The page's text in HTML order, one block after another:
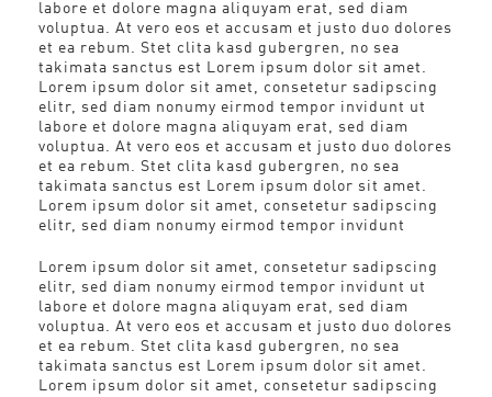
labore et dolore magna aliquyam erat, sed diam
voluptua. At vero eos et accusam et justo duo dolores
et ea rebum. Stet clita kasd gubergren, no sea
takimata sanctus est Lorem ipsum dolor sit amet.
Lorem ipsum dolor sit amet, consetetur sadipscing
elitr, sed diam nonumy eirmod tempor invidunt ut
labore et dolore magna aliquyam erat, sed diam
voluptua. At vero eos et accusam et justo duo dolores
et ea rebum. Stet clita kasd gubergren, no sea
takimata sanctus est Lorem ipsum dolor sit amet.
Lorem ipsum dolor sit amet, consetetur sadipscing
elitr, sed diam nonumy eirmod tempor invidunt
Lorem ipsum dolor sit amet, consetetur sadipscing
elitr, sed diam nonumy eirmod tempor invidunt ut
labore et dolore magna aliquyam erat, sed diam
voluptua. At vero eos et accusam et justo duo dolores
et ea rebum. Stet clita kasd gubergren, no sea
takimata sanctus est Lorem ipsum dolor sit amet.
Lorem ipsum dolor sit amet, consetetur sadipscing